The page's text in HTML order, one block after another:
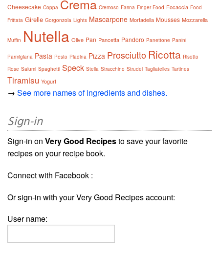
Cheesecake Coppa Crema Cremoso Farina Finger Food Focaccia Food
Frittata Girelle Gorgonzola Lights Mascarpone Mortadella Mousses Mozzarella
Muffin Nutella Olive Pan Pancetta Pandoro Panettone Panini
Parmigiana Pasta Pesto Piadina Pizza Prosciutto Ricotta Risotto
Rose Salumi Spaghetti Speck Stella Stracchino Strudel Tagliatelles Tartines
Tiramisu Yogurt
→ See more names of ingredients and dishes.
Sign-in
Sign-in on Very Good Recipesto save your favorite
recipes on your recipe book.
Connect with Facebook :
Or sign-in with your Very Good Recipes account:
User name: